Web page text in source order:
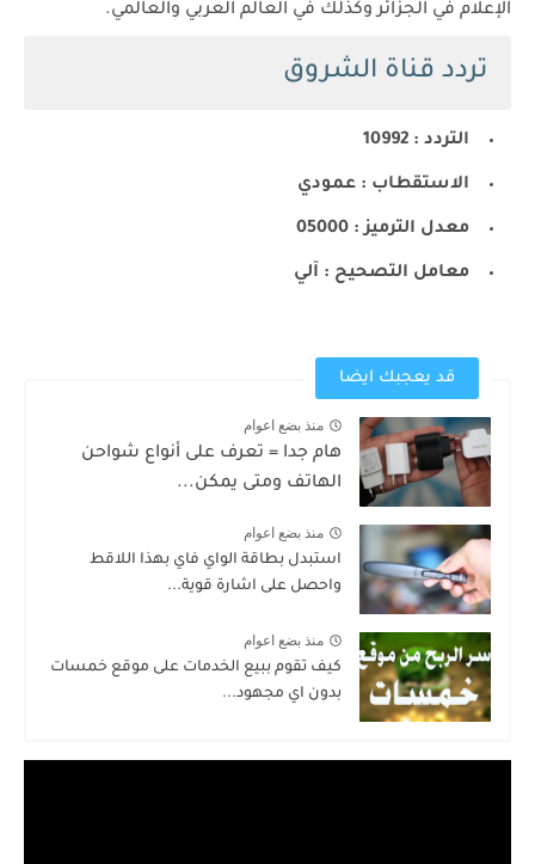
الإعلام في الجزائر وكذلك في العالم العربي والعالمي.
تردد قناة الشروق
التردد : 10992
الاستقطاب : عمودي
معدل الترميز : 05000
معامل التصحيح : آلي
قد يعجبك ايضا
منذ بضع اعوام
هام جدا = تعرف على أنواع شواحن
الهاتف ومتى يمكن...
منذ بضع اعوام
استبدل بطاقة الواي فاي بهذا اللاقط
واحصل على اشارة قوية...
منذ بضع اعوام
كيف تقوم ببيع الخدمات على موقع خمسات
بدون اي مجهود...